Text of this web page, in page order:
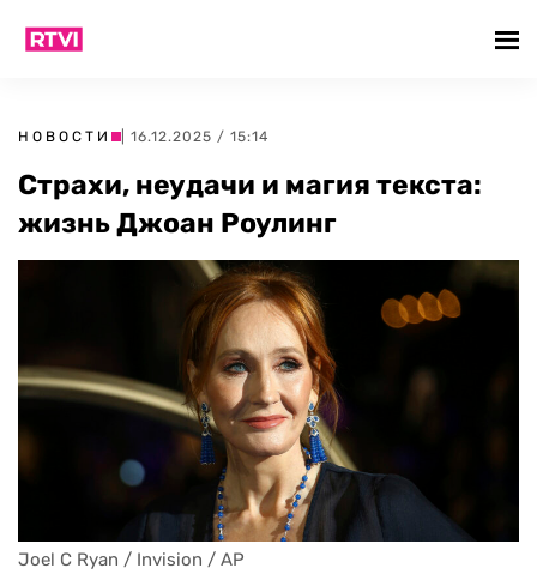
НОВОСТИ | 16.12.2025 / 15:14
Страхи, неудачи и магия текста:
жизнь Джоан Роулинг
Joel C Ryan / Invision / AP